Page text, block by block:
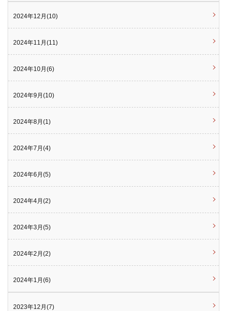
2024年12月(10)
2024年11月(11)
2024年10月(6)
2024年9月(10)
2024年8月(1)
2024年7月(4)
2024年6月(5)
2024年4月(2)
2024年3月(5)
2024年2月(2)
2024年1月(6)
2023年12月(7)